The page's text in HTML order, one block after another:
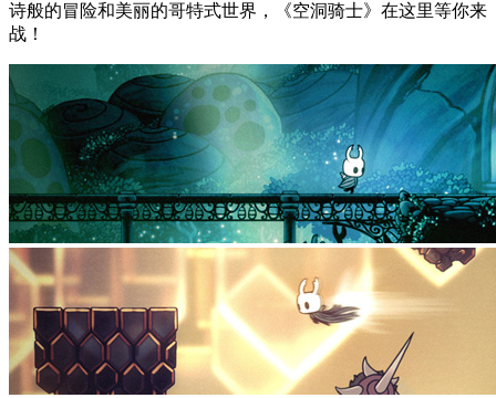
诗般的冒险和美丽的哥特式世界，《空洞骑士》在这里等你来
战！